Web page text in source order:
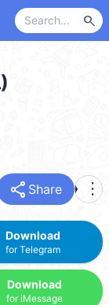
search
share Share more_vert
Download
for Telegram
Download
for iMessage